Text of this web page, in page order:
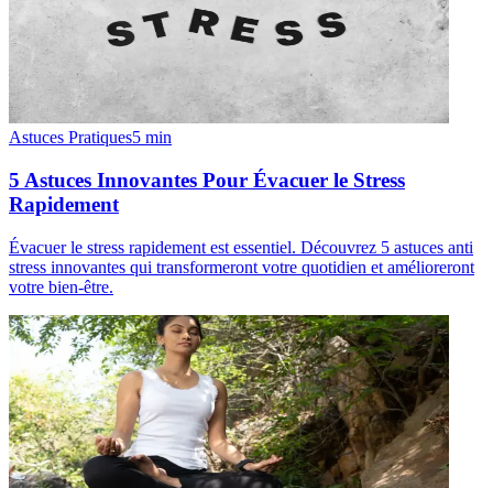
Astuces Pratiques5 min
5 Astuces Innovantes Pour Évacuer le Stress
Rapidement
Évacuer le stress rapidement est essentiel. Découvrez 5 astuces anti
stress innovantes qui transformeront votre quotidien et amélioreront
votre bien-être.